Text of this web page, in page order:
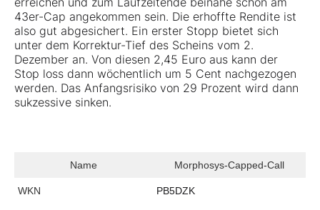
43er-Cap angekommen sein. Die erhoffte Rendite ist
also gut abgesichert. Ein erster Stopp bietet sich
unter dem Korrektur-Tief des Scheins vom 2.
Dezember an. Von diesen 2,45 Euro aus kann der
Stop loss dann wöchentlich um 5 Cent nachgezogen
werden. Das Anfangsrisiko von 29 Prozent wird dann
sukzessive sinken.
Name Morphosys-Capped-Call
WKN PB5DZK